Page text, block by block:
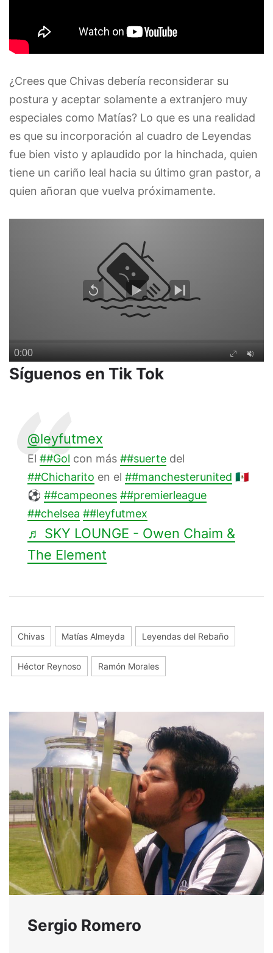
¿Crees que Chivas debería reconsiderar su
postura y aceptar solamente a extranjero muy
especiales como Matías? Lo que es una realidad
es que su incorporación al cuadro de Leyendas
fue bien visto y aplaudido por la hinchada, quien
tiene un cariño leal hacia su último gran pastor, a
quien añoran que vuelva próximamente.
Síguenos en Tik Tok
@leyfutmex
El ##Gol con más ##suerte del
##Chicharito en el ##manchesterunited 🇲🇽
⚽ ##campeones ##premierleague
##chelsea ##leyfutmex
♬ SKY LOUNGE - Owen Chaim &
The Element
Chivas Matías Almeyda Leyendas del Rebaño
Héctor Reynoso Ramón Morales
Sergio Romero